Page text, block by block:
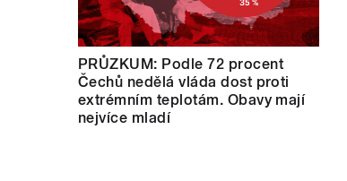
PRŮZKUM: Podle 72 procent
Čechů nedělá vláda dost proti
extrémním teplotám. Obavy mají
nejvíce mladí